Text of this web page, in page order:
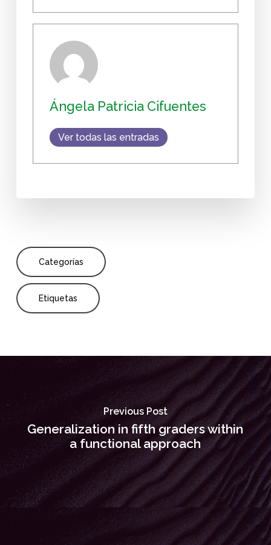
Ángela Patricia Cifuentes
Ver todas las entradas
Categorías
Etiquetas
Previous Post
Generalization in fifth graders within
a functional approach